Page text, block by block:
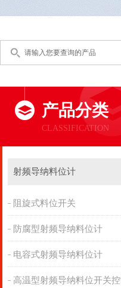
产品分类
CLASSIFICATION
射频导纳料位计
阻旋式料位开关
防腐型射频导纳料位计
电容式射频导纳料位计
高温型射频导纳料位开关